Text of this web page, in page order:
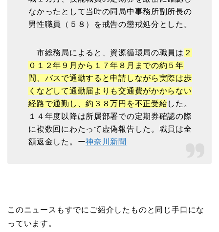
なかったとして当時の同局中事務所副所長の
男性職員（５８）を戒告の懲戒処分とした。
市総務局によると、資源循環局の職員は ２
０１２年９月から１７年８月までの約５年
間、バスで通勤すると申請しながら実際は歩
くなどして通勤届よりも交通費がかからない
経路で通勤し、約３８万円を不正受給した。
１４年度以降は所属部署での定期券確認の際
に複数回にわたって虚偽報告した。職員は全
額返金した。ー神奈川新聞
このニュースもすでにご紹介したものと同じ手口にな
っています。